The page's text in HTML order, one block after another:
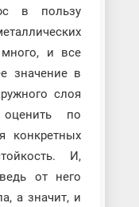
в пользу
и все
значение в
слоя
по
конкретных
И,
от него
а значит, и